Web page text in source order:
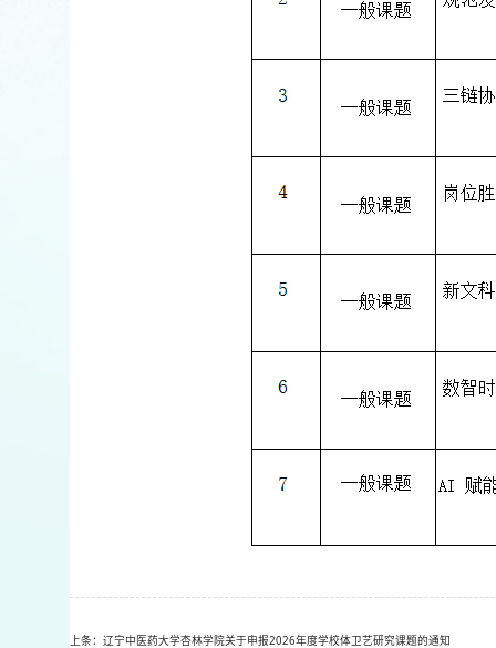
上条：辽宁中医药大学杏林学院关于申报2026年度学校体卫艺研究课题的通知